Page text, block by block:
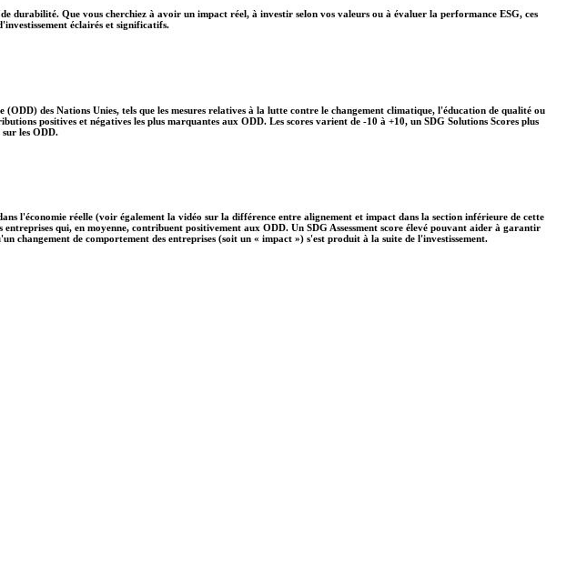
durabilité. Que vous cherchiez à avoir un impact réel, à investir selon vos valeurs ou à évaluer la performance ESG, ces
éclairés et significatifs.
(ODD) des Nations Unies, tels que les mesures relatives à la lutte contre le changement climatique, l'éducation de qualité ou
positives et négatives les plus marquantes aux ODD. Les scores varient de -10 à +10, un SDG Solutions Scores plus
les ODD.
l'économie réelle (voir également la vidéo sur la différence entre alignement et impact dans la section inférieure de cette
qui, en moyenne, contribuent positivement aux ODD. Un SDG Assessment score élevé pouvant aider à garantir
changement de comportement des entreprises (soit un « impact ») s'est produit à la suite de l'investissement.